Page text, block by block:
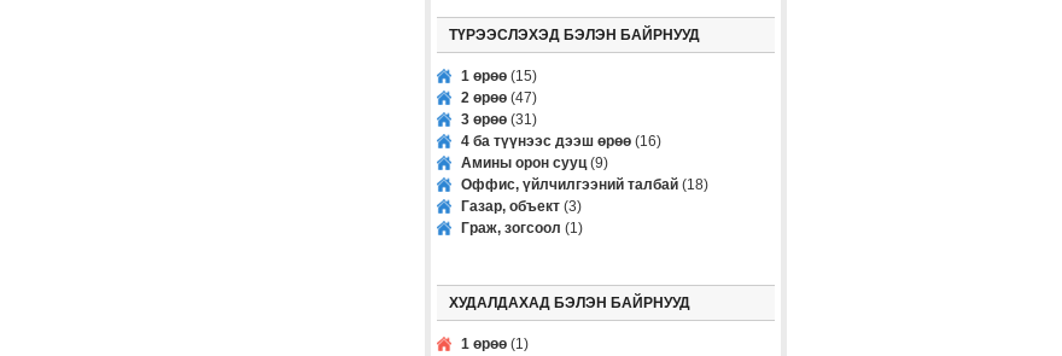
ТҮРЭЭСЛЭХЭД БЭЛЭН БАЙРНУУД
1 өрөө(15)
2 өрөө(47)
3 өрөө(31)
4 ба түүнээс дээш өрөө(16)
Амины орон сууц(9)
Оффис, үйлчилгээний талбай(18)
Газар, объект(3)
Граж, зогсоол (1)
ХУДАЛДАХАД БЭЛЭН БАЙРНУУД
1 өрөө(1)